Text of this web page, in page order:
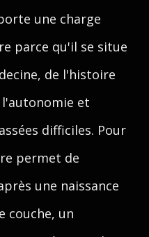
une charge
parce qu'il se situe
de l'histoire
et
difficiles. Pour
permet de
une naissance
couche, un